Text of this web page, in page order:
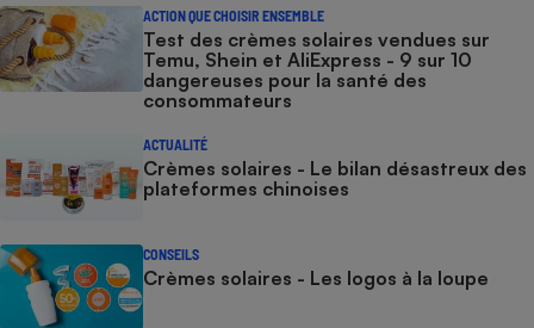
ACTION QUE CHOISIR ENSEMBLE
Test des crèmes solaires vendues sur
Temu, Shein et AliExpress - 9 sur 10
dangereuses pour la santé des
consommateurs
ACTUALITÉ
Crèmes solaires - Le bilan désastreux des
plateformes chinoises
CONSEILS
Crèmes solaires - Les logos à la loupe